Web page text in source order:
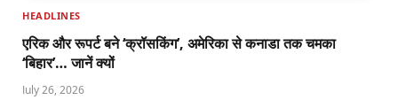
HEADLINES
एरिक और रूपर्ट बने ‘क्रॉसकिंग’, अमेरिका से कनाडा तक चमका
‘बिहार’… जानें क्यों
July 26, 2026